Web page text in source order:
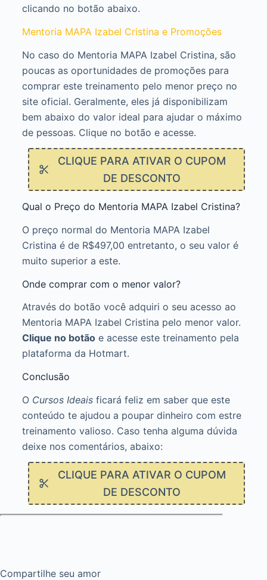
clicando no botão abaixo.
Mentoria MAPA Izabel Cristina e Promoções
No caso do Mentoria MAPA Izabel Cristina, são
poucas as oportunidades de promoções para
comprar este treinamento pelo menor preço no
site oficial. Geralmente, eles já disponibilizam
bem abaixo do valor ideal para ajudar o máximo
de pessoas. Clique no botão e acesse.
CLIQUE PARA ATIVAR O CUPOM
DE DESCONTO
Qual o Preço do Mentoria MAPA Izabel Cristina?
O preço normal do Mentoria MAPA Izabel
Cristina é de R$497,00 entretanto, o seu valor é
muito superior a este.
Onde comprar com o menor valor?
Através do botão você adquiri o seu acesso ao
Mentoria MAPA Izabel Cristina pelo menor valor.
Clique no botãoe acesse este treinamento pela
plataforma da Hotmart.
Conclusão
O Cursos Ideaisficará feliz em saber que este
conteúdo te ajudou a poupar dinheiro com estre
treinamento valioso. Caso tenha alguma dúvida
deixe nos comentários, abaixo:
CLIQUE PARA ATIVAR O CUPOM
DE DESCONTO
Compartilhe seu amor